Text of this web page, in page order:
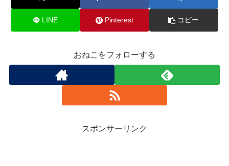
LINE Pinterest コピー
おねこをフォローする
スポンサーリンク